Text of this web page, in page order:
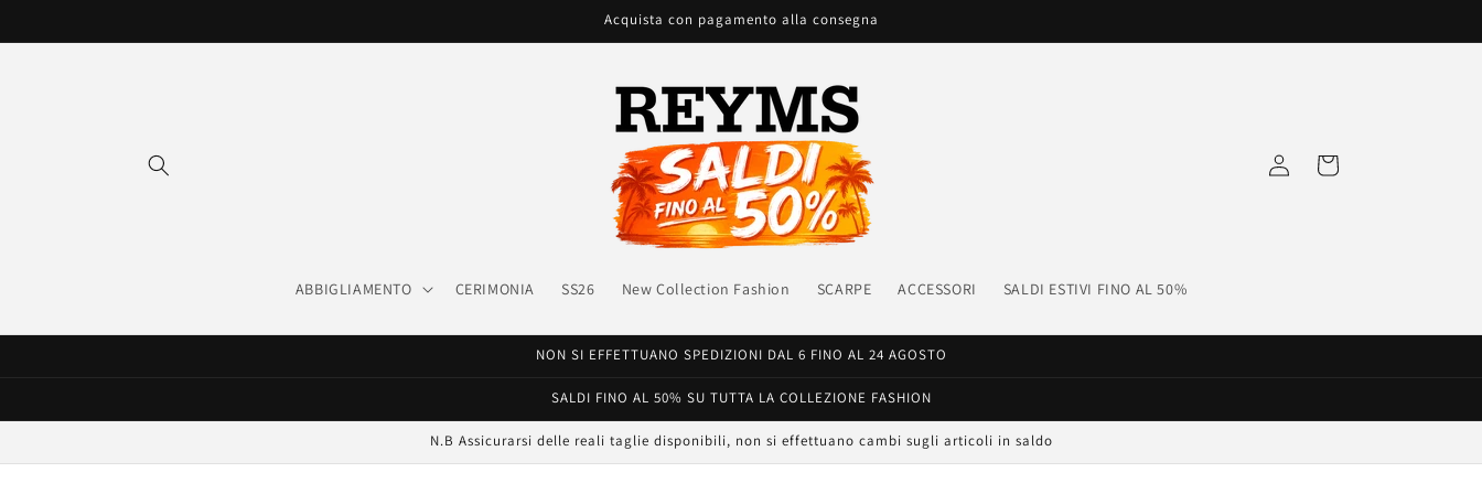
ai contenuti
Acquista con pagamento alla consegna
ABBIGLIAMENTO CERIMONIA SS26 New Collection Fashion SCARPE ACCESSORI SALDI ESTIVI FINO AL 50%
Accedi Carrello
NON SI EFFETTUANO SPEDIZIONI DAL 6 FINO AL 24 AGOSTO
SALDI FINO AL 50% SU TUTTA LA COLLEZIONE FASHION
N.B Assicurarsi delle reali taglie disponibili, non si effettuano cambi sugli articoli in saldo